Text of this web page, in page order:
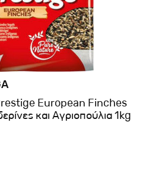
European Finches
και Αγριοπούλια 1kg